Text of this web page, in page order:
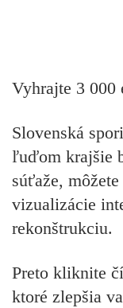
Vyhrajte 3 000
Slovenská
ľuďom krajšie
súťaže,
vizualizácie
rekonštrukciu.
Preto kliknite
ktoré zlepšia